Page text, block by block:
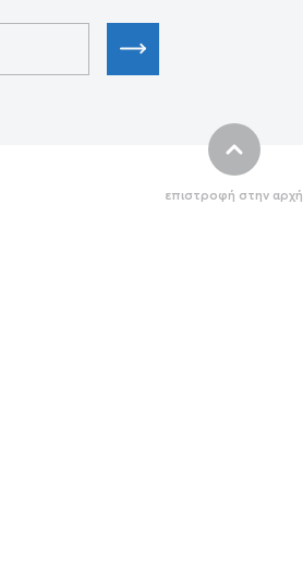
επιστροφή στην αρχή